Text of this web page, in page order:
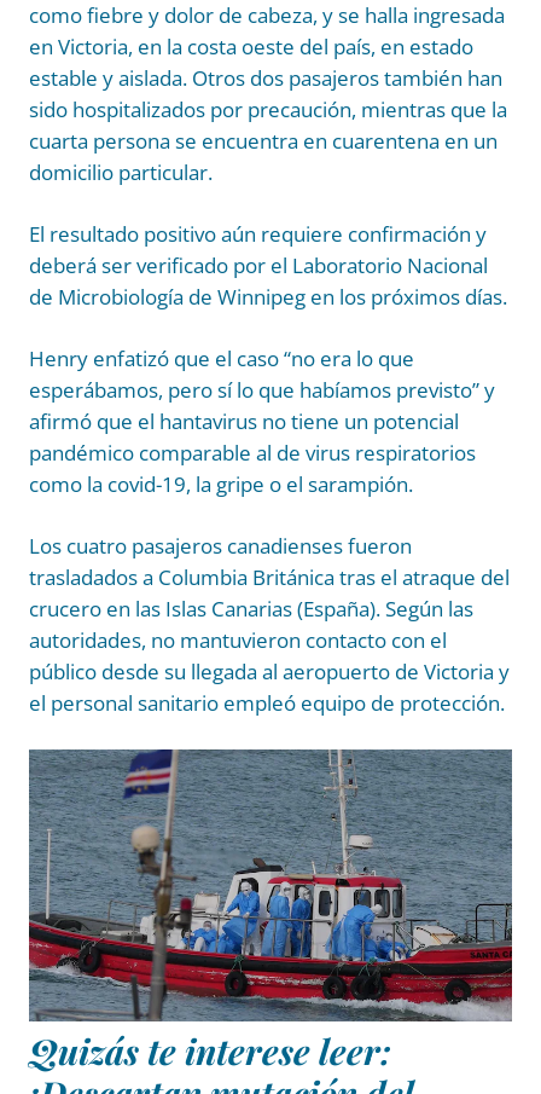
como fiebre y dolor de cabeza, y se halla ingresada
en Victoria, en la costa oeste del país, en estado
estable y aislada. Otros dos pasajeros también han
sido hospitalizados por precaución, mientras que la
cuarta persona se encuentra en cuarentena en un
domicilio particular.
El resultado positivo aún requiere confirmación y
deberá ser verificado por el Laboratorio Nacional
de Microbiología de Winnipeg en los próximos días.
Henry enfatizó que el caso “no era lo que
esperábamos, pero sí lo que habíamos previsto” y
afirmó que el hantavirus no tiene un potencial
pandémico comparable al de virus respiratorios
como la covid-19, la gripe o el sarampión.
Los cuatro pasajeros canadienses fueron
trasladados a Columbia Británica tras el atraque del
crucero en las Islas Canarias (España). Según las
autoridades, no mantuvieron contacto con el
público desde su llegada al aeropuerto de Victoria y
el personal sanitario empleó equipo de protección.
Quizás te interese leer: